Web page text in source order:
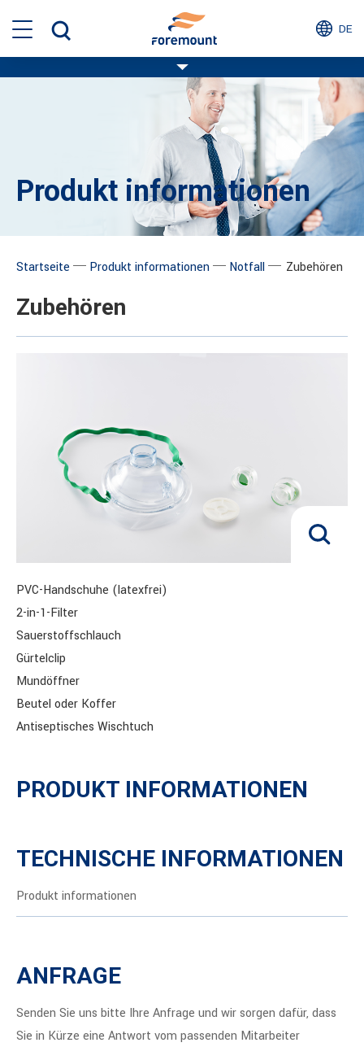
DE
Produkt informationen
Startseite ─ Produkt informationen─ Notfall─ Zubehören
Zubehören
PVC-Handschuhe (latexfrei)
2-in-1-Filter
Sauerstoffschlauch
Gürtelclip
Mundöffner
Beutel oder Koffer
Antiseptisches Wischtuch
PRODUKT INFORMATIONEN
TECHNISCHE INFORMATIONEN
Produkt informationen
ANFRAGE
Senden Sie uns bitte Ihre Anfrage und wir sorgen dafür, dass
Sie in Kürze eine Antwort vom passenden Mitarbeiter